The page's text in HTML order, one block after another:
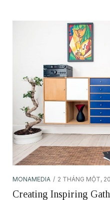
MONAMEDIA 2 THÁNG MỘT,
Creating Inspiring